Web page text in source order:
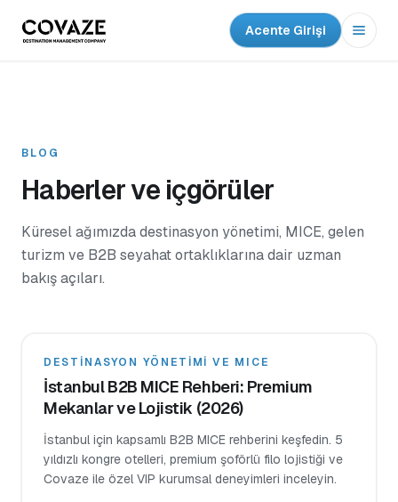
Acente Girişi
BLOG
Haberler ve içgörüler
Küresel ağımızda destinasyon yönetimi, MICE, gelen
turizm ve B2B seyahat ortaklıklarına dair uzman
bakış açıları.
DESTINASYON YÖNETIMI VE MICE
İstanbul B2B MICE Rehberi: Premium
Mekanlar ve Lojistik (2026)
İstanbul için kapsamlı B2B MICE rehberini keşfedin. 5
yıldızlı kongre otelleri, premium şoförlü filo lojistiği ve
Covaze ile özel VIP kurumsal deneyimleri inceleyin.